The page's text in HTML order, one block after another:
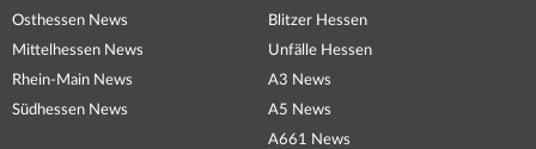
Osthessen News
Mittelhessen News
Rhein-Main News
Südhessen News
Blitzer Hessen
Unfälle Hessen
A3 News
A5 News
A661 News